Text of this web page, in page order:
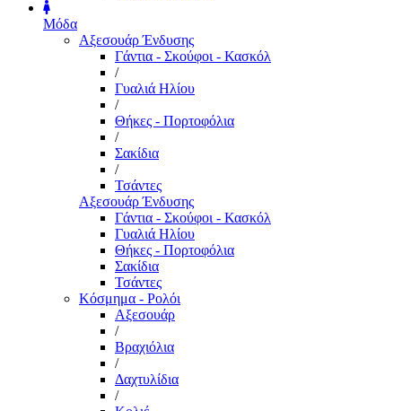
Μόδα
Αξεσουάρ Ένδυσης
Γάντια - Σκούφοι - Κασκόλ
/
Γυαλιά Ηλίου
/
Θήκες - Πορτοφόλια
/
Σακίδια
/
Τσάντες
Αξεσουάρ Ένδυσης
Γάντια - Σκούφοι - Κασκόλ
Γυαλιά Ηλίου
Θήκες - Πορτοφόλια
Σακίδια
Τσάντες
Κόσμημα - Ρολόι
Αξεσουάρ
/
Βραχιόλια
/
Δαχτυλίδια
/